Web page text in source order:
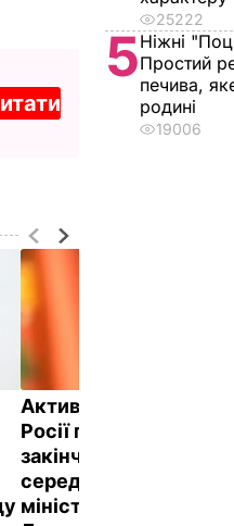
Активна фаза війни
Росії проти України
закінчиться в
середині травня –
міністр оборони
25222
5Ніжні
Простий
печива,
родині
19006